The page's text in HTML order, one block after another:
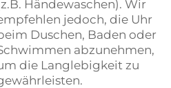
Händewaschen). Wir
jedoch, die Uhr
Duschen, Baden oder
abzunehmen,
die Langlebigkeit zu